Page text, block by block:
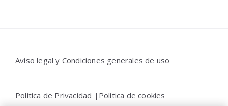
Aviso legal y Condiciones generales de uso
Política de Privacidad | Política de cookies